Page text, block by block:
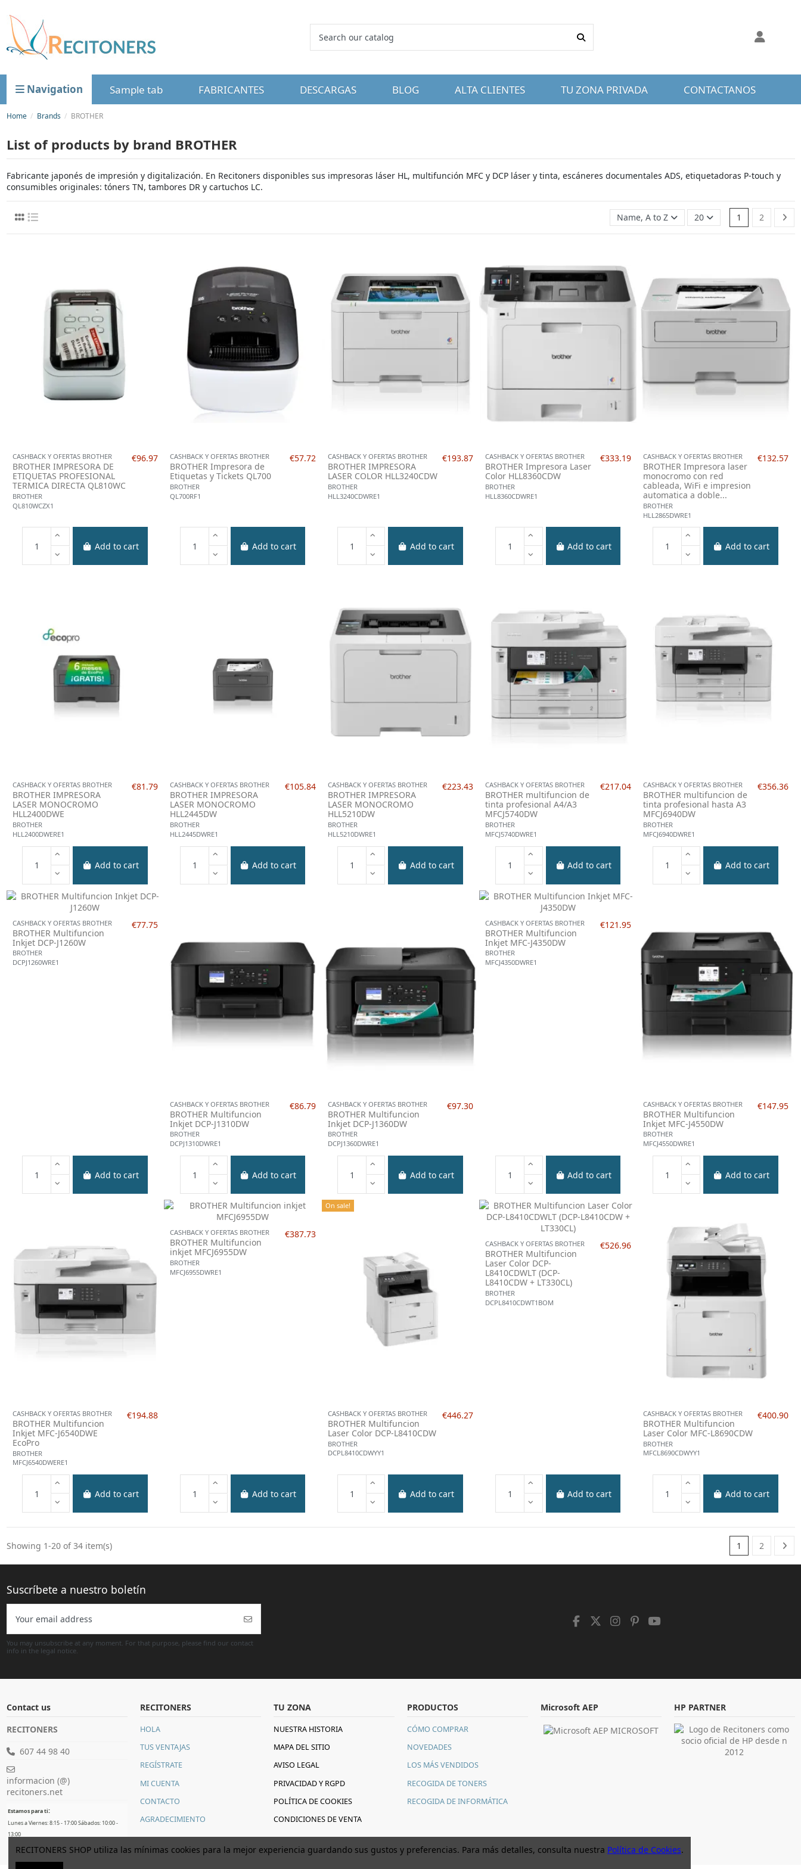
Navigation Sample tab FABRICANTES DESCARGAS BLOG ALTA CLIENTES TU ZONA PRIVADA CONTACTANOS
Home Brands BROTHER
List of products by brand BROTHER
Fabricante japonés de impresión y digitalización. En Recitoners disponibles sus impresoras láser HL, multifunción MFC y DCP láser y tinta, escáneres documentales ADS, etiquetadoras P-touch y
consumibles originales: tóners TN, tambores DR y cartuchos LC.
Name, A to Z 20 1 2
CASHBACK Y OFERTAS BROTHER
BROTHER IMPRESORA DE
ETIQUETAS PROFESIONAL
TERMICA DIRECTA QL810WC
BROTHER
QL810WCZX1
€96.97
Add to cart
CASHBACK Y OFERTAS BROTHER
BROTHER Impresora de
Etiquetas y Tickets QL700
BROTHER
QL700RF1
€57.72
Add to cart
CASHBACK Y OFERTAS BROTHER
BROTHER IMPRESORA
LASER COLOR HLL3240CDW
BROTHER
HLL3240CDWRE1
€193.87
Add to cart
CASHBACK Y OFERTAS BROTHER
BROTHER Impresora Laser
Color HLL8360CDW
BROTHER
HLL8360CDWRE1
€333.19
Add to cart
CASHBACK Y OFERTAS BROTHER
BROTHER Impresora laser
monocromo con red
cableada, WiFi e impresion
automatica a doble...
BROTHER
HLL2865DWRE1
€132.57
Add to cart
CASHBACK Y OFERTAS BROTHER
BROTHER IMPRESORA
LASER MONOCROMO
HLL2400DWE
BROTHER
HLL2400DWERE1
€81.79
Add to cart
CASHBACK Y OFERTAS BROTHER
BROTHER IMPRESORA
LASER MONOCROMO
HLL2445DW
BROTHER
HLL2445DWRE1
€105.84
Add to cart
CASHBACK Y OFERTAS BROTHER
BROTHER IMPRESORA
LASER MONOCROMO
HLL5210DW
BROTHER
HLL5210DWRE1
€223.43
Add to cart
CASHBACK Y OFERTAS BROTHER
BROTHER multifuncion de
tinta profesional A4/A3
MFCJ5740DW
BROTHER
MFCJ5740DWRE1
€217.04
Add to cart
CASHBACK Y OFERTAS BROTHER
BROTHER multifuncion de
tinta profesional hasta A3
MFCJ6940DW
BROTHER
MFCJ6940DWRE1
€356.36
Add to cart
CASHBACK Y OFERTAS BROTHER
BROTHER Multifuncion
Inkjet DCP-J1260W
BROTHER
DCPJ1260WRE1
€77.75
Add to cart
CASHBACK Y OFERTAS BROTHER
BROTHER Multifuncion
Inkjet DCP-J1310DW
BROTHER
DCPJ1310DWRE1
€86.79
Add to cart
CASHBACK Y OFERTAS BROTHER
BROTHER Multifuncion
Inkjet DCP-J1360DW
BROTHER
DCPJ1360DWRE1
€97.30
Add to cart
CASHBACK Y OFERTAS BROTHER
BROTHER Multifuncion
Inkjet MFC-J4350DW
BROTHER
MFCJ4350DWRE1
€121.95
Add to cart
CASHBACK Y OFERTAS BROTHER
BROTHER Multifuncion
Inkjet MFC-J4550DW
BROTHER
MFCJ4550DWRE1
€147.95
Add to cart
CASHBACK Y OFERTAS BROTHER
BROTHER Multifuncion
Inkjet MFC-J6540DWE
EcoPro
BROTHER
MFCJ6540DWERE1
€194.88
Add to cart
CASHBACK Y OFERTAS BROTHER
BROTHER Multifuncion
inkjet MFCJ6955DW
BROTHER
MFCJ6955DWRE1
€387.73
Add to cart
On sale!
CASHBACK Y OFERTAS BROTHER
BROTHER Multifuncion
Laser Color DCP-L8410CDW
BROTHER
DCPL8410CDWYY1
€446.27
Add to cart
CASHBACK Y OFERTAS BROTHER
BROTHER Multifuncion
Laser Color DCP-
L8410CDWLT (DCP-
L8410CDW + LT330CL)
BROTHER
DCPL8410CDWT1BOM
€526.96
Add to cart
CASHBACK Y OFERTAS BROTHER
BROTHER Multifuncion
Laser Color MFC-L8690CDW
BROTHER
MFCL8690CDWYY1
€400.90
Add to cart
Showing 1-20 of 34 item(s) 1 2
You may unsubscribe at any moment. For that purpose, please find our contact
info in the legal notice.
Contact us
RECITONERS
607 44 98 40
informacion (@)
recitoners.net
Estamos para ti:
Lunes a Viernes: 8:15 - 17:00 Sábados: 10:00 -
13:00
RECITONERS
HOLA
TUS VENTAJAS
REGÍSTRATE
MI CUENTA
CONTACTO
AGRADECIMIENTO
TU ZONA
NUESTRA HISTORIA
MAPA DEL SITIO
AVISO LEGAL
PRIVACIDAD Y RGPD
POLÍTICA DE COOKIES
CONDICIONES DE VENTA
PRODUCTOS
CÓMO COMPRAR
NOVEDADES
LOS MÁS VENDIDOS
RECOGIDA DE TONERS
RECOGIDA DE INFORMÁTICA
Microsoft AEP HP PARTNER
RECITONERS SHOP utiliza las mínimas cookies para la mejor experiencia guardando sus gustos y preferencias. Para más detalles, consulta nuestra Política de Cookies.